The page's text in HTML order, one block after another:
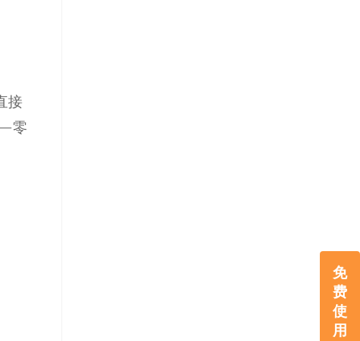
免
费
使
用
接
零